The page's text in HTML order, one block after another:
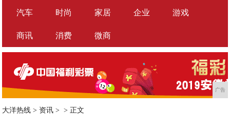
汽车 时尚 家居 企业 游戏
商讯 消费 微商
广告
大洋热线 > 资讯 > > 正文